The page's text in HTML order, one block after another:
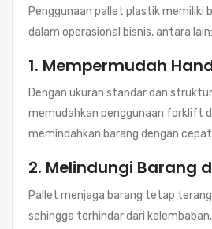
Penggunaan pallet plastik memiliki
dalam operasional bisnis, antara lain:
1. Mempermudah
Dengan ukuran standar dan
memudahkan penggunaan forklift
memindahkan barang dengan
2. Melindungi Barang
Pallet menjaga barang tetap
sehingga terhindar dari